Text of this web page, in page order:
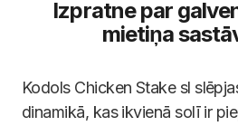
Izpratne par
mietiņa
Kodols Chicken Stake sl
dinamikā, kas ikvienā solī ir